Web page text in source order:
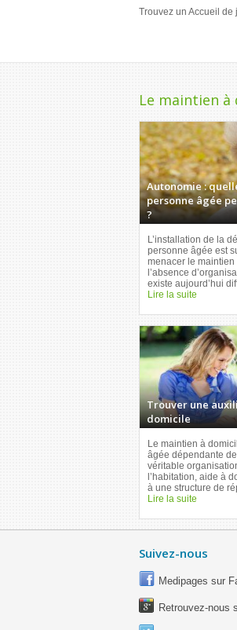
Trouvez un Accueil de
Le maintien
Autonomie :
personne âgée
?
L’installation de la
personne âgée est
menacer le maintien
l’absence
existe aujourd’hui
Lire la suite
Trouver une
domicile
Le maintien à
âgée dépendante
véritable
l’habitation, aide à
à une structure de
Lire la suite
Suivez-nous
Medipages sur
Retrouvez-nous